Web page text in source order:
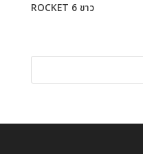
ROCKET 6 ขาว